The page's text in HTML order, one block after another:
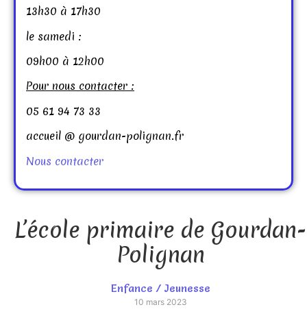
13h30 à 17h30
le samedi :
09h00 à 12h00
Pour nous contacter :
05 61 94 73 33
accueil @ gourdan-polignan.fr
Nous contacter
L’école primaire de Gourdan-
Polignan
Enfance / Jeunesse
10 mars 2023